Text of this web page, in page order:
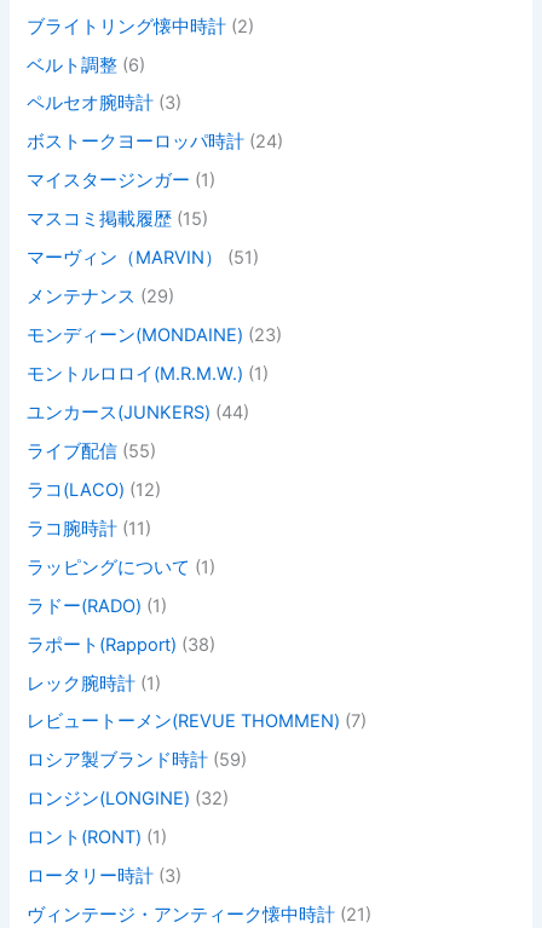
ブライトリング懐中時計 (2)
ベルト調整 (6)
ペルセオ腕時計 (3)
ボストークヨーロッパ時計 (24)
マイスタージンガー (1)
マスコミ掲載履歴 (15)
マーヴィン（MARVIN）
(51)
メンテナンス (29)
モンディーン(MONDAINE) (23)
モントルロロイ(M.R.M.W.) (1)
ユンカース(JUNKERS) (44)
ライブ配信 (55)
ラコ(LACO) (12)
ラコ腕時計 (11)
ラッピングについて (1)
ラドー(RADO) (1)
ラポート(Rapport) (38)
レック腕時計 (1)
レビュートーメン(REVUE THOMMEN) (7)
ロシア製ブランド時計 (59)
ロンジン(LONGINE) (32)
ロント(RONT) (1)
ロータリー時計 (3)
ヴィンテージ・アンティーク懐中時計 (21)